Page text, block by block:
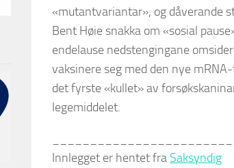
«mutantvariantar», og dåverande
Bent Høie snakka om «sosial
endelause nedstengingane
vaksinere seg med den nye
det fyrste «kullet» av
legemiddelet.
Innlegget er hentet fra Saksyndig